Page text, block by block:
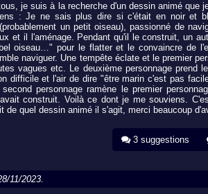
je suis à la recherche d'un dessin animé que
: Je ne sais plus dire si c'était en noir et
un petit oiseau), passionné de
et il l'aménage. Pendant qu'il le construit, un
oiseau…" pour le flatter et le convaincre de
naviguer. Une tempête éclate et le premier
vagues etc. Le deuxième personnage prend
difficile et l'air de dire "être marin c'est pas
personnage ramène le premier
construit. Voilà ce dont je me souviens.
de quel dessin animé il s'agit, merci beaucoup
3 suggestions
11/2023.